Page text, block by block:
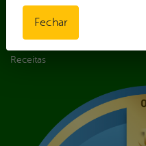
Receitas
Recursos Humanos
Receitas
Fechar